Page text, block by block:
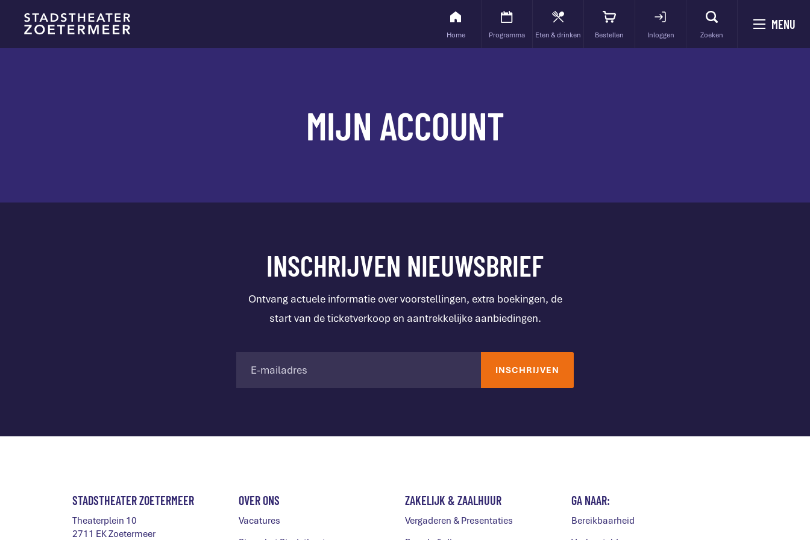
Home Programma Eten & drinken Bestellen Inloggen Zoeken
MENU
MIJN ACCOUNT
INSCHRIJVEN NIEUWSBRIEF
Ontvang actuele informatie over voorstellingen, extra boekingen, de
start van de ticketverkoop en aantrekkelijke aanbiedingen.
STADSTHEATER ZOETERMEER
Theaterplein 10
2711 EK Zoetermeer
OVER ONS
Vacatures
ZAKELIJK & ZAALHUUR
Vergaderen & Presentaties
GA NAAR:
Bereikbaarheid